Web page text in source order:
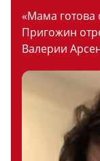
«Мама готова
Пригожин
Валерии